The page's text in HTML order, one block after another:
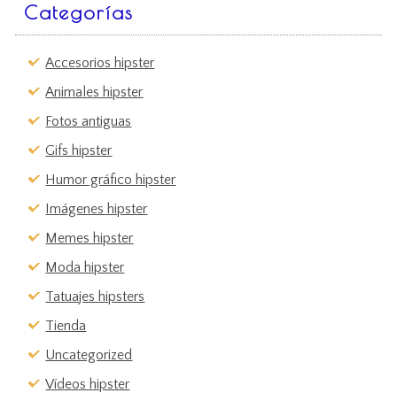
Categorías
Accesorios hipster
Animales hipster
Fotos antiguas
Gifs hipster
Humor gráfico hipster
Imágenes hipster
Memes hipster
Moda hipster
Tatuajes hipsters
Tienda
Uncategorized
Vídeos hipster